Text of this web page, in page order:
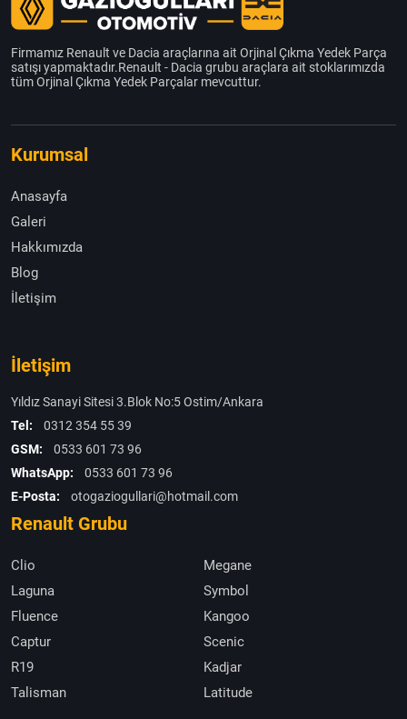
Firmamız Renault ve Dacia araçlarına ait Orjinal Çıkma Yedek Parça
satışı yapmaktadır.Renault - Dacia grubu araçlara ait stoklarımızda
tüm Orjinal Çıkma Yedek Parçalar mevcuttur.
Kurumsal
Anasayfa
Galeri
Hakkımızda
Blog
İletişim
İletişim
Yıldız Sanayi Sitesi 3.Blok No:5 Ostim/Ankara
Tel:
0312 354 55 39
GSM:
0533 601 73 96
WhatsApp:
0533 601 73 96
E-Posta:
otogaziogullari@hotmail.com
Renault Grubu
Clio
Megane
Laguna
Symbol
Fluence
Kangoo
Captur
Scenic
R19
Kadjar
Talisman
Latitude